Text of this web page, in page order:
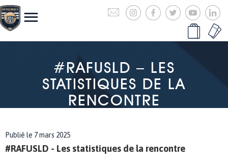
#RAFUSLD – LES
STATISTIQUES DE LA
RENCONTRE
Publié le 7 mars 2025
#RAFUSLD - Les statistiques de la rencontre